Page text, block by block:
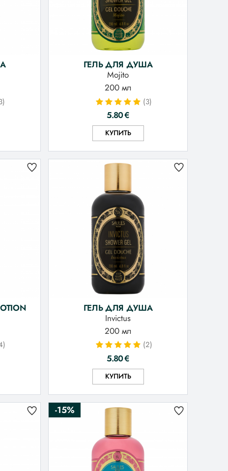
ГЕЛЬ ДЛЯ ДУША
Mojito
200 мл
(3)
5.80€
КУПИТЬ
ГЕЛЬ ДЛЯ ДУША
Invictus
200 мл
(2)
5.80€
КУПИТЬ
-15%